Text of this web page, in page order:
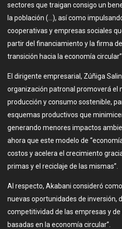
sectores que traigan consigo un
la población (…), así como
cooperativas y empresas sociales
partir del financiamiento y la firma
transición hacia la economía circular”.
El dirigente empresarial, Zúñiga
organización patronal promoverá el
producción y consumo sostenible,
esquemas productivos que
generando menores impactos
ahora que este modelo de
costos y acelera el crecimiento
primas y el reciclaje de las mismas”.
Al respecto, Akabani consideró
nuevas oportunidades de inversión,
competitividad de las empresas y
basadas en la economía circular”.